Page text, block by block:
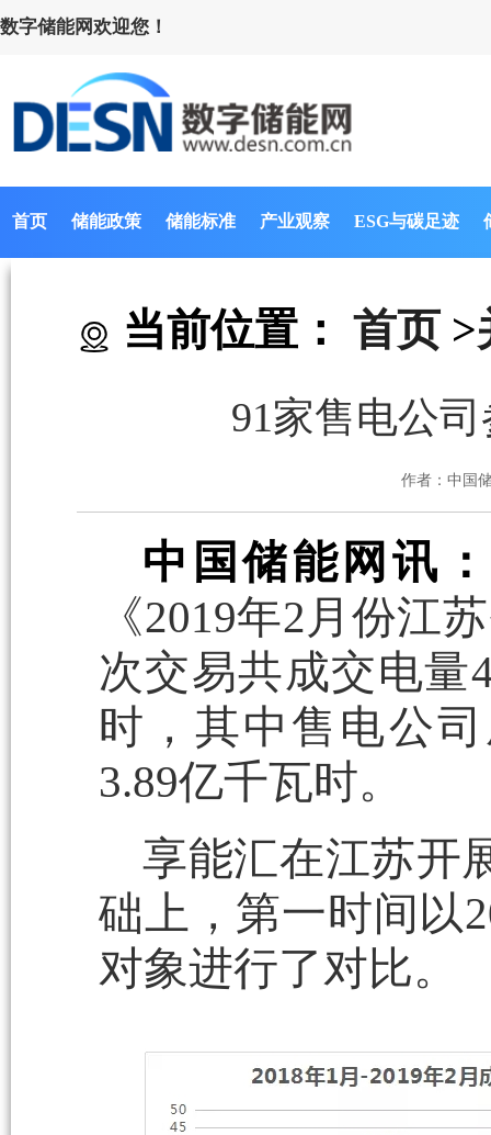
数字储能网欢迎您！
首页 储能政策 储能标准 产业观察 ESG与碳足迹
当前位置： 首页 >
91家售电公
作者：中国
中国储能网讯
《2019年2月份江
次交易共成交电量
时，其中售电公
3.89亿千瓦时。
享能汇在江苏开
础上，第一时间以
对象进行了对比。